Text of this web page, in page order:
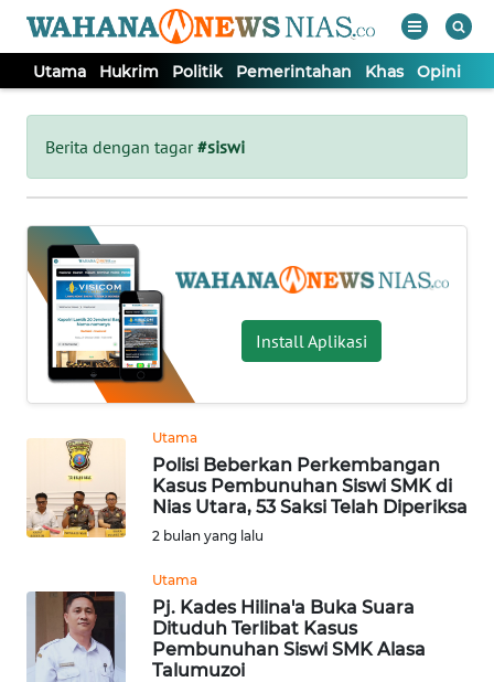
Utama Hukrim Politik Pemerintahan Khas Opini
Berita dengan tagar#siswi
Install Aplikasi
Utama
Polisi Beberkan Perkembangan
Kasus Pembunuhan Siswi SMK di
Nias Utara, 53 Saksi Telah Diperiksa
2 bulan yang lalu
Utama
Pj. Kades Hilina'a Buka Suara
Dituduh Terlibat Kasus
Pembunuhan Siswi SMK Alasa
Talumuzoi
Tutup
UTAMA
HUKRIM
POLITIK
PEMERINTAHAN
KHAS
OPINI
SERBA-
SERBI